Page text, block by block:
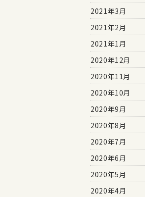
2021年3月
2021年2月
2021年1月
2020年12月
2020年11月
2020年10月
2020年9月
2020年8月
2020年7月
2020年6月
2020年5月
2020年4月